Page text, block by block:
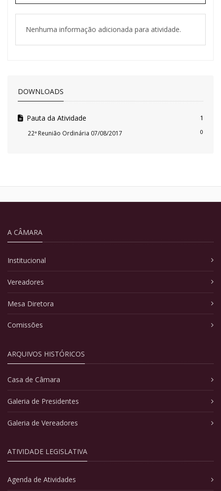
Nenhuma informação adicionada para atividade.
DOWNLOADS
Pauta da Atividade 1
22ª Reunião Ordinária 07/08/2017 0
A CÂMARA
Institucional
Vereadores
Mesa Diretora
Comissões
ARQUIVOS HISTÓRICOS
Casa de Câmara
Galeria de Presidentes
Galeria de Vereadores
ATIVIDADE LEGISLATIVA
Agenda de Atividades